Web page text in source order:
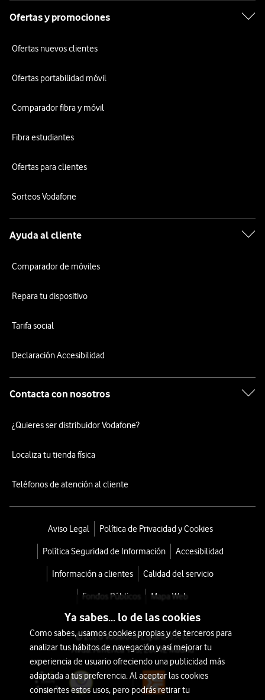
Ofertas y promociones
Ofertas nuevos clientes
Ofertas portabilidad móvil
Comparador fibra y móvil
Fibra estudiantes
Ofertas para clientes
Sorteos Vodafone
Ayuda al cliente
Comparador de móviles
Repara tu dispositivo
Tarifa social
Declaración Accesibilidad
Contacta con nosotros
¿Quieres ser distribuidor Vodafone?
Localiza tu tienda física
Teléfonos de atención al cliente
Aviso Legal Política de Privacidad y Cookies
Política Seguridad de Información Accesibilidad
Información a clientes Calidad del servicio
Fondos Públicos Mapa Web
© 2026 Vodafone España S.A.U.
Avda. América 115, 28042 Madrid
Ya sabes... lo de las cookies
Como sabes, usamos cookies propias y de terceros para
analizar tus hábitos de navegación y así mejorar tu
experiencia de usuario ofreciendo una publicidad más
adaptada a tus preferencia. Al aceptar las cookies
consientes estos usos, pero podrás retirar tu